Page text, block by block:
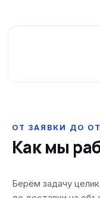
ОТ ЗАЯВКИ ДО
Как мы
Берём задачу